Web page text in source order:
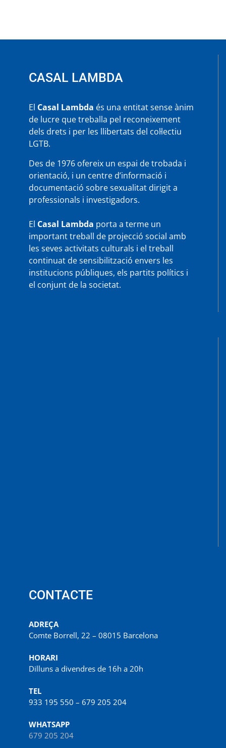
CASAL LAMBDA
El Casal Lambda és una entitat sense ànim
de lucre que treballa pel reconeixement
dels drets i per les llibertats del col·lectiu
LGTB.
Des de 1976 ofereix un espai de trobada i
orientació, i un centre d’informació i
documentació sobre sexualitat dirigit a
professionals i investigadors.
El Casal Lambda porta a terme un
important treball de projecció social amb
les seves activitats culturals i el treball
continuat de sensibilització envers les
institucions públiques, els partits polítics i
el conjunt de la societat.
CONTACTE
ADREÇA
Comte Borrell, 22 – 08015 Barcelona
HORARI
Dilluns a divendres de 16h a 20h
TEL
933 195 550 – 679 205 204
WHATSAPP
679 205 204